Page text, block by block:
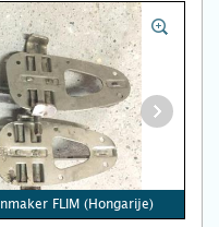
FLIM (Hongarije)